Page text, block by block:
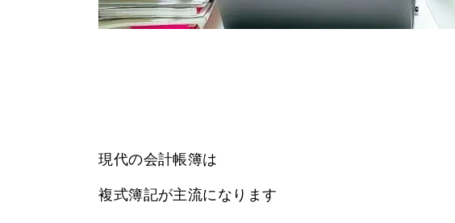
現代の会計帳簿は
複式簿記が主流になります